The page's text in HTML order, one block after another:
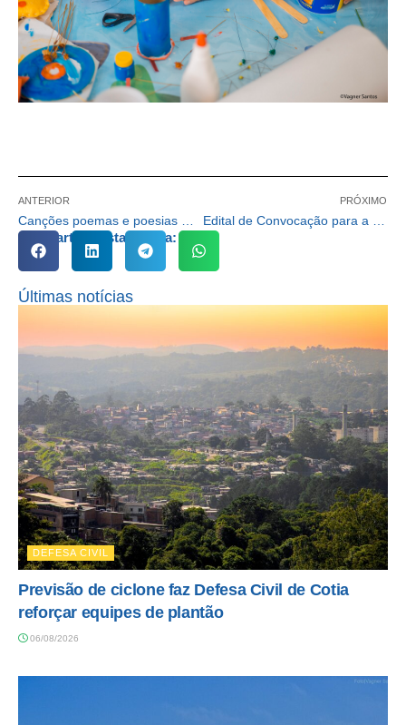
ANTERIOR PRÓXIMO
Compartilhe esta notícia:
Últimas notícias
DEFESA CIVIL
Previsão de ciclone faz Defesa Civil de Cotia
reforçar equipes de plantão
06/08/2026